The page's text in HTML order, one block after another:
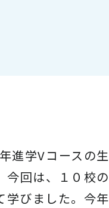
進学Vコースの
今回は、１０校
学びました。今